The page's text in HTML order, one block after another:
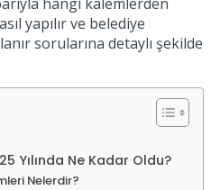
yapılır ve belediye
sorularına detaylı şekilde
Yılında Ne Kadar Oldu?
Nelerdir?